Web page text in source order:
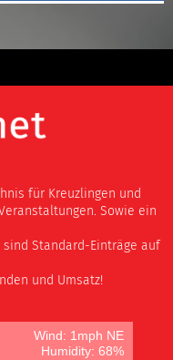
für Kreuzlingen und
Sowie ein
Standard-Einträge auf
und Umsatz!
Wind: 1mph NE
Humidity: 68%